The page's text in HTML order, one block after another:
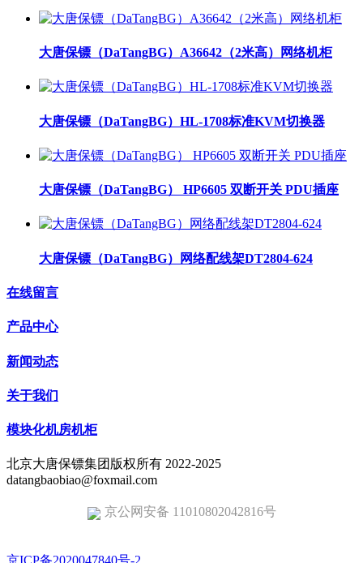
大唐保镖（DaTangBG）A36642（2米高）网络机柜
大唐保镖（DaTangBG）HL-1708标准KVM切换器
大唐保镖（DaTangBG） HP6605 双断开关 PDU插座
大唐保镖（DaTangBG）网络配线架DT2804-624
在线留言
产品中心
新闻动态
关于我们
模块化机房机柜
北京大唐保镖集团版权所有 2022-2025
datangbaobiao@foxmail.com
京公网安备 11010802042816号